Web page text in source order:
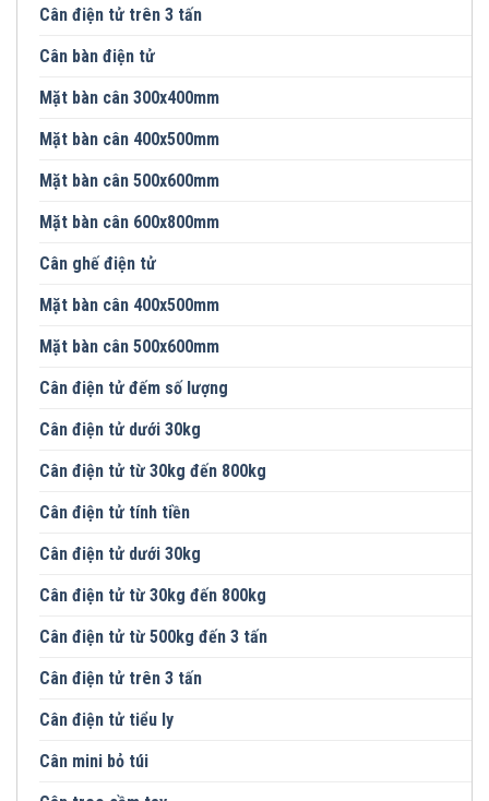
Cân điện tử trên 3 tấn
Cân bàn điện tử
Mặt bàn cân 300x400mm
Mặt bàn cân 400x500mm
Mặt bàn cân 500x600mm
Mặt bàn cân 600x800mm
Cân ghế điện tử
Mặt bàn cân 400x500mm
Mặt bàn cân 500x600mm
Cân điện tử đếm số lượng
Cân điện tử dưới 30kg
Cân điện tử từ 30kg đến 800kg
Cân điện tử tính tiền
Cân điện tử dưới 30kg
Cân điện tử từ 30kg đến 800kg
Cân điện tử từ 500kg đến 3 tấn
Cân điện tử trên 3 tấn
Cân điện tử tiểu ly
Cân mini bỏ túi